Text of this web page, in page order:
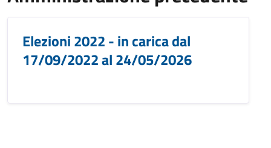
Elezioni 2022 - in carica dal
17/09/2022 al 24/05/2026